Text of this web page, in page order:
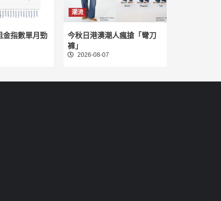
金指數單月勁
潮流
今秋日港澳潮人瘋搶「彎刀
褲」
2026-08-07